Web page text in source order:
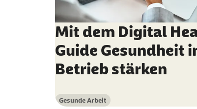
Mit dem Digital
Guide Gesundheit
Betrieb stärken
Kategorie
Gesunde Arbeit